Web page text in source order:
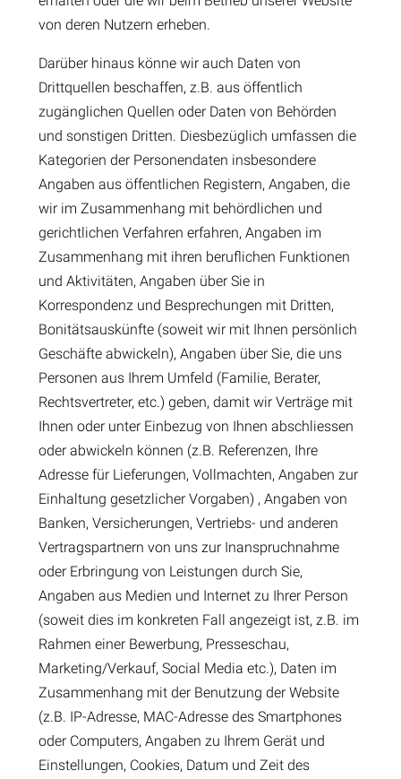
von deren Nutzern erheben.
Darüber hinaus könne wir auch Daten von
Drittquellen beschaffen, z.B. aus öffentlich
zugänglichen Quellen oder Daten von Behörden
und sonstigen Dritten. Diesbezüglich umfassen die
Kategorien der Personendaten insbesondere
Angaben aus öffentlichen Registern, Angaben, die
wir im Zusammenhang mit behördlichen und
gerichtlichen Verfahren erfahren, Angaben im
Zusammenhang mit ihren beruflichen Funktionen
und Aktivitäten, Angaben über Sie in
Korrespondenz und Besprechungen mit Dritten,
Bonitätsauskünfte (soweit wir mit Ihnen persönlich
Geschäfte abwickeln), Angaben über Sie, die uns
Personen aus Ihrem Umfeld (Familie, Berater,
Rechtsvertreter, etc.) geben, damit wir Verträge mit
Ihnen oder unter Einbezug von Ihnen abschliessen
oder abwickeln können (z.B. Referenzen, Ihre
Adresse für Lieferungen, Vollmachten, Angaben zur
Einhaltung gesetzlicher Vorgaben) , Angaben von
Banken, Versicherungen, Vertriebs- und anderen
Vertragspartnern von uns zur Inanspruchnahme
oder Erbringung von Leistungen durch Sie,
Angaben aus Medien und Internet zu Ihrer Person
(soweit dies im konkreten Fall angezeigt ist, z.B. im
Rahmen einer Bewerbung, Presseschau,
Marketing/Verkauf, Social Media etc.), Daten im
Zusammenhang mit der Benutzung der Website
(z.B. IP-Adresse, MAC-Adresse des Smartphones
oder Computers, Angaben zu Ihrem Gerät und
Einstellungen, Cookies, Datum und Zeit des